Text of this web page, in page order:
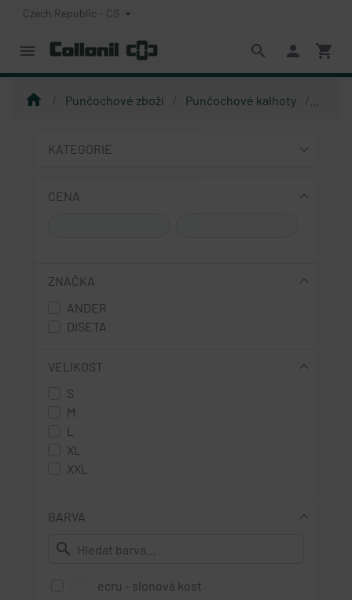
Czech Republic - CS
menu search person shopping_cart
home Punčochové zboží Punčochové kalhoty
KATEGORIE
CENA
ZNAČKA
ANDER
DISETA
VELIKOST
S
M
L
XL
XXL
BARVA
search
ecru - slonová kost